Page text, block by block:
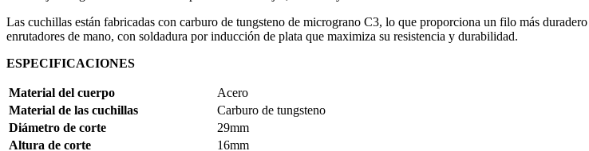
Las cuchillas están fabricadas con carburo de tungsteno de micrograno C3, lo que proporciona un filo más
enrutadores de mano, con soldadura por inducción de plata que maximiza su resistencia y durabilidad.
ESPECIFICACIONES
Material del cuerpo
Acero
Material de las cuchillas
Carburo de tungsteno
Diámetro de corte
29mm
Altura de corte
16mm